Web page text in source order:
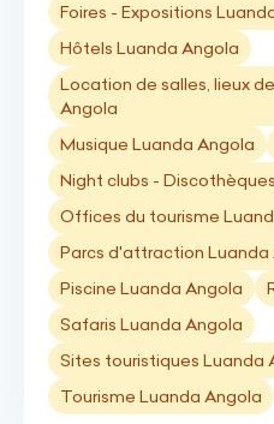
Foires - Expositions
Hôtels Luanda Angola
Location de salles, lieux
Angola
Musique Luanda Angola
Night clubs -
Offices du tourisme
Parcs d'attraction Luanda
Piscine Luanda Angola
Safaris Luanda Angola
Sites touristiques Luanda
Tourisme Luanda Angola